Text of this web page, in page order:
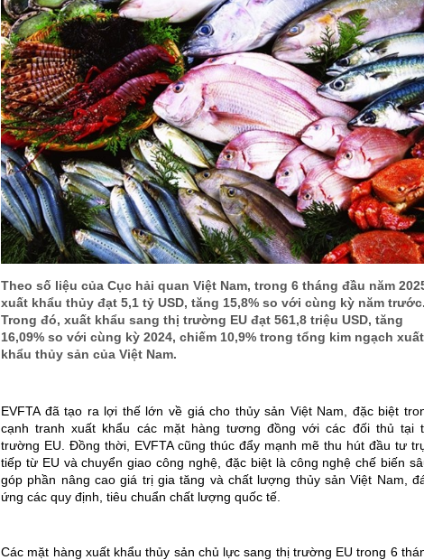
Theo số liệu của Cục hải quan Việt Nam, trong 6 tháng đầu năm
xuất khẩu thủy đạt 5,1 tỷ USD, tăng 15,8% so với cùng kỳ năm trước.
Trong đó, xuất khẩu sang thị trường EU đạt 561,8 triệu USD, tăng
16,09% so với cùng kỳ 2024, chiếm 10,9% trong tổng kim ngạch xuất
khẩu thủy sản của Việt Nam.
EVFTA đã tạo ra lợi thế lớn về giá cho thủy sản Việt Nam, đặc biệt
cạnh tranh xuất khẩu các mặt hàng tương đồng với các đối thủ tại
trường EU. Đồng thời, EVFTA cũng thúc đẩy mạnh mẽ thu hút đầu tư
tiếp từ EU và chuyển giao công nghệ, đặc biệt là công nghệ chế biến
góp phần nâng cao giá trị gia tăng và chất lượng thủy sản Việt Nam,
ứng các quy định, tiêu chuẩn chất lượng quốc tế.
Các mặt hàng xuất khẩu thủy sản chủ lực sang thị trường EU trong 6